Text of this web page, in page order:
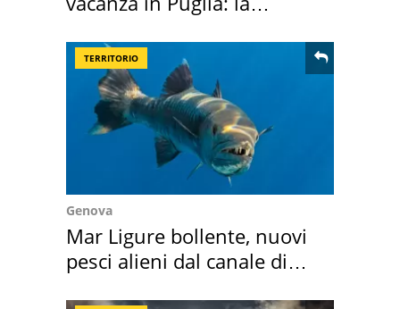
TERRITORIO
Genova
Mar Ligure bollente, nuovi
pesci alieni dal canale di